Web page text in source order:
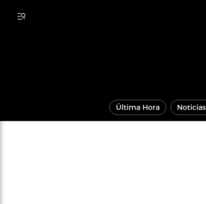
Última Hora Noticias